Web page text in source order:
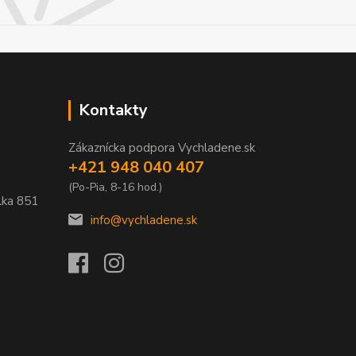
851
Kontakty
Zákaznícka podpora Vychladene.sk
+421 948 040 407
(Po-Pia, 8-16 hod.)
info@vychladene.sk